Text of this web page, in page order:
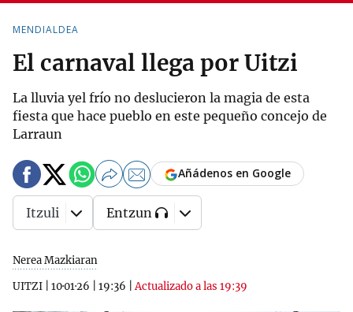
MENDIALDEA
El carnaval llega por Uitzi
La lluvia yel frío no deslucieron la magia de esta
fiesta que hace pueblo en este pequeño concejo de
Larraun
Nerea Mazkiaran
UITZI
10·01·26 19:36 |Actualizado a las 19:39
Añádenos en Google
Itzuli Entzun